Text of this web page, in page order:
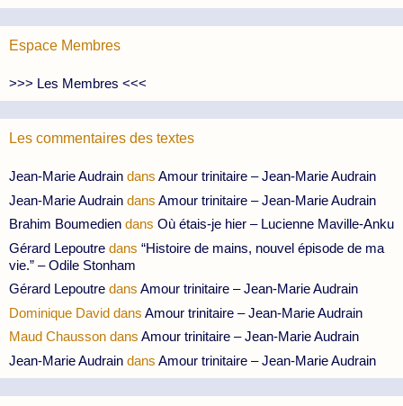
Espace Membres
>>> Les Membres <<<
Les commentaires des textes
Jean-Marie Audrain dans Amour trinitaire – Jean-Marie Audrain
Jean-Marie Audrain dans Amour trinitaire – Jean-Marie Audrain
Brahim Boumedien dans Où étais-je hier – Lucienne Maville-Anku
Gérard Lepoutre dans “Histoire de mains, nouvel épisode de ma
vie.” – Odile Stonham
Gérard Lepoutre dans Amour trinitaire – Jean-Marie Audrain
Dominique David dans Amour trinitaire – Jean-Marie Audrain
Maud Chausson dans Amour trinitaire – Jean-Marie Audrain
Jean-Marie Audrain dans Amour trinitaire – Jean-Marie Audrain